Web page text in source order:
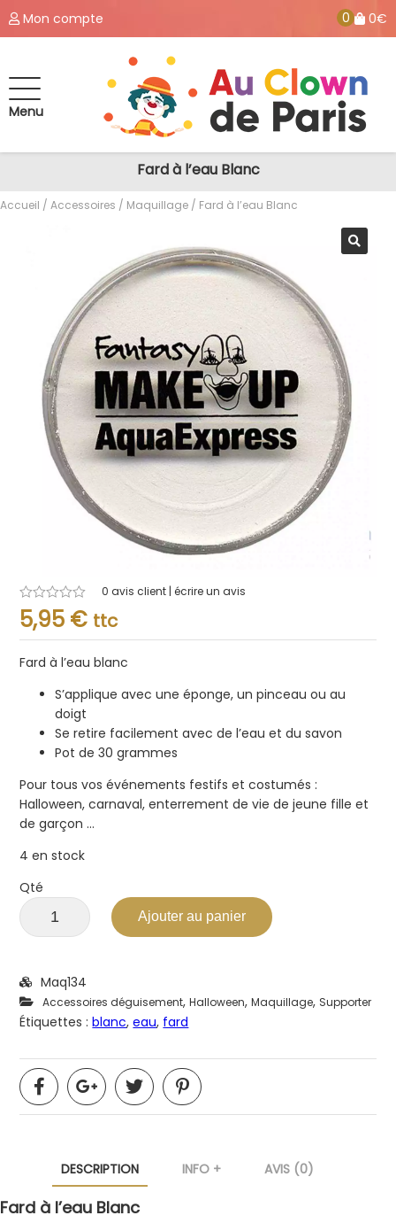
Mon compte 0 0€
Menu
Fard à l’eau Blanc
Accueil / Accessoires / Maquillage / Fard à l’eau Blanc
Note
0.001
sur
0 avis client | écrire un avis
5,95 € ttc
Fard à l’eau blanc
S’applique avec une éponge, un pinceau ou au
doigt
Se retire facilement avec de l’eau et du savon
Pot de 30 grammes
Pour tous vos événements festifs et costumés :
Halloween, carnaval, enterrement de vie de jeune fille et
de garçon …
4 en stock
Qté
Ajouter au panier
Maq134
Accessoires déguisement,Halloween,Maquillage, Supporter
Étiquettes :blanc,eau, fard
DESCRIPTION INFO + AVIS (0)
Fard à l’eau Blanc